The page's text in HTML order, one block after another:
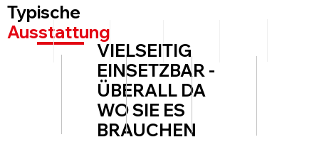
Typische
Ausstattung
VIELSEITIG
EINSETZBAR -
ÜBERALL DA
WO SIE ES
BRAUCHEN